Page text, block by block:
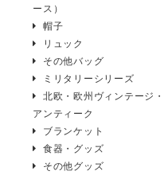
ース）
帽子
リュック
その他バッグ
ミリタリーシリーズ
北欧・欧州ヴィンテージ・
アンティーク
ブランケット
食器・グッズ
その他グッズ